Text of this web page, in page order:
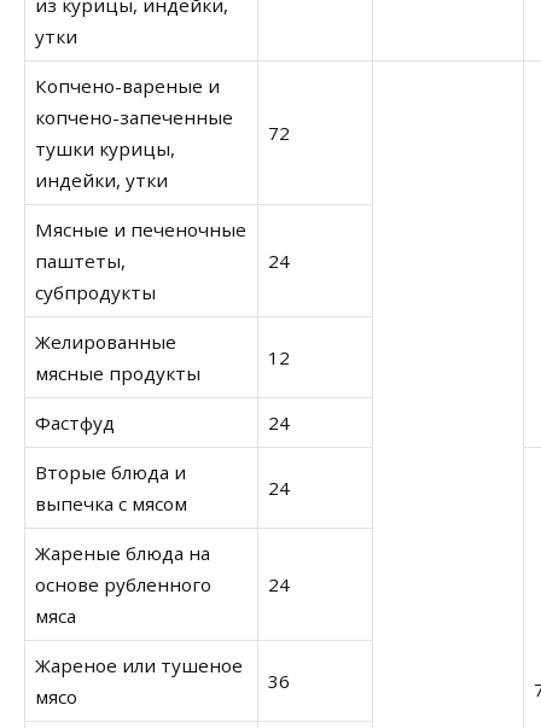
из курицы, индейки,
утки
Копчено-вареные и
копчено-запеченные
тушки курицы,
индейки, утки
72
Мясные и печеночные
паштеты,
субпродукты
24
Желированные
мясные продукты
12
Фастфуд 24
Вторые блюда и
выпечка с мясом
24
Жареные блюда на
основе рубленного
мяса
24
Жареное или тушеное
мясо
36